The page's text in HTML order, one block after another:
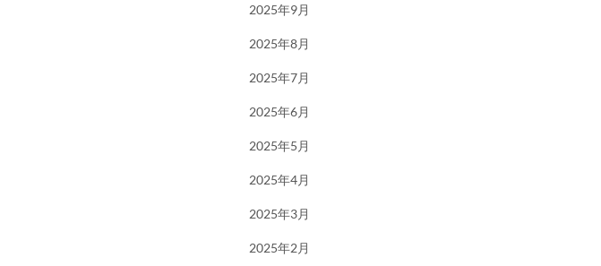
2025年9月
2025年8月
2025年7月
2025年6月
2025年5月
2025年4月
2025年3月
2025年2月